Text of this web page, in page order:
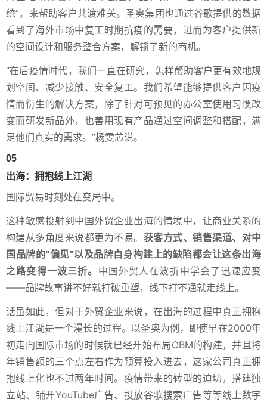
统”，来帮助客户共渡难关。圣奥集团也通过谷歌提供的数据
看到了海外市场中复工时期抗疫的需要，进而为客户提供新
的空间设计和服务整合方案，解锁了新的商机。
“在后疫情时代，我们一直在研究，怎样帮助客户更有效地规
划空间、减少接触、安全复工。我们希望能够提供客户因疫
情而衍生的解决方案，除了针对可预见的办公室使用习惯改
变而研发新品外，也善用现有产品通过空间调整和搭配，满
足他们真实的需求。”杨雯芯说。
05
出海：拥抱线上江湖
国际贸易时刻处在变局中。
这种敏感投射到中国外贸企业出海的情境中，让商业关系的
构建从多角度来说都更为不易。 获客方式、销售渠道、对中
国品牌的“偏见”以及品牌自身构建上的缺陷都会让这条出海
之路变得一波三折。 中国外贸人在波折中学会了迅速应变
——品牌故事讲不好就打破重塑，线下打不通就走线上。
话虽如此，但对于外贸企业来说，在出海的过程中真正拥抱
线上江湖是一个漫长的过程。以圣奥为例，即使早在2000年
初走向国际市场的时候就已经开始布局OBM的构建，并且将
年销售额的三个点左右作为预算投入进去，这家公司真正拥
抱线上化也不过两年时间。疫情带来的转型的迫切，搭建独
立站、铺开YouTube广告、投放谷歌搜索广告等等线上数字